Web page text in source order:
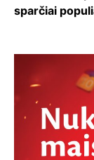
sparčiai